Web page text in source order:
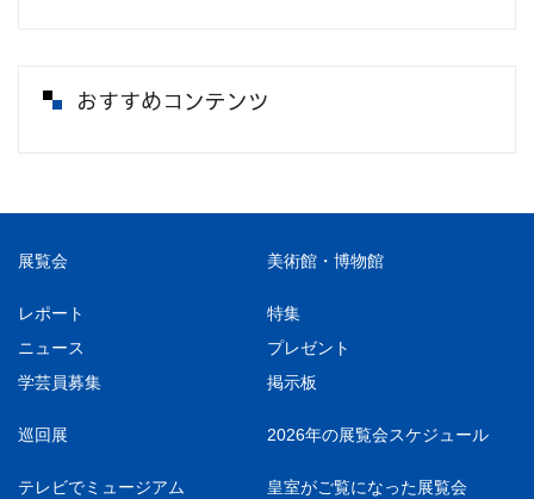
おすすめコンテンツ
展覧会 美術館・博物館
レポート
特集
ニュース
プレゼント
学芸員募集
掲示板
巡回展 2026年の展覧会スケジュール
テレビでミュージアム
皇室がご覧になった展覧会